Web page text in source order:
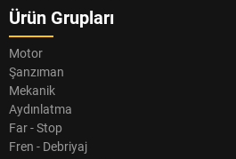
Ürün Grupları
Motor
Şanzıman
Mekanik
Aydınlatma
Far - Stop
Fren - Debriyaj